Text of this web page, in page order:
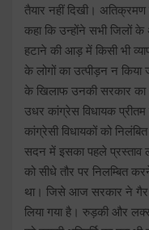
तैयार नहीं दिखी।
कहा कि उन्होंने सभी जिलों के
हटाने की आड़ में किसी भी
के लोगों का उत्पीड़न न किया
के खिलाफ उनकी सरकार का
उधर कांग्रेस विधायक
कांग्रेसी विधायकों को
सदन में इसका पहले प्रस्ताव
को सीधे तौर पर निलम्बित
था। जिसे आज सरकार ने गैर
लिया गया है। रुड़की और